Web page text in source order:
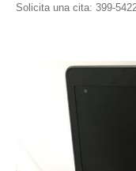
Solicita una cita: 399-